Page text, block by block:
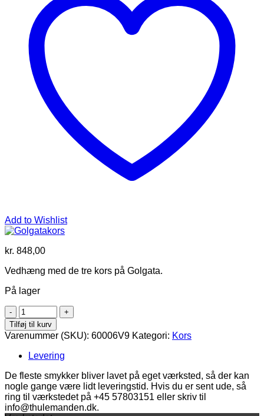
Add to Wishlist
kr. 848,00
Vedhæng med de tre kors på Golgata.
På lager
Golgatakors
antal
Tilføj til kurv
Varenummer (SKU): 60006V9 Kategori: Kors
Levering
De fleste smykker bliver lavet på eget værksted, så der kan
nogle gange være lidt leveringstid. Hvis du er sent ude, så
ring til værkstedet på +45 57803151 eller skriv til
info@thulemanden.dk.